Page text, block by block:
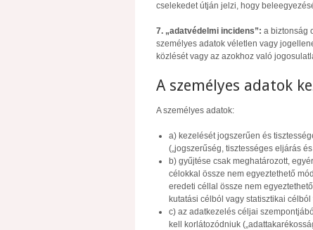
cselekedet útján jelzi, hogy
7. „adatvédelmi incidens”: a biztonság
személyes adatok véletlen vagy
közlését vagy az azokhoz való
A személyes adatok
A személyes adatok:
a) kezelését jogszerűen és
(„jogszerűség, tisztességes eljárás
b) gyűjtése csak meghatározott,
célokkal össze nem egyeztethető
eredeti céllal össze nem
kutatási célból vagy statisztikai
c) az adatkezelés céljai
kell korlátozódniuk